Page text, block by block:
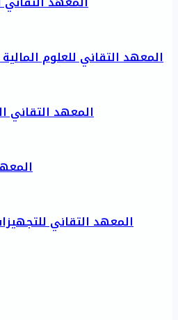
المعهد التقاني للعلوم المالية
المعهد التقاني
المعهد التقاني